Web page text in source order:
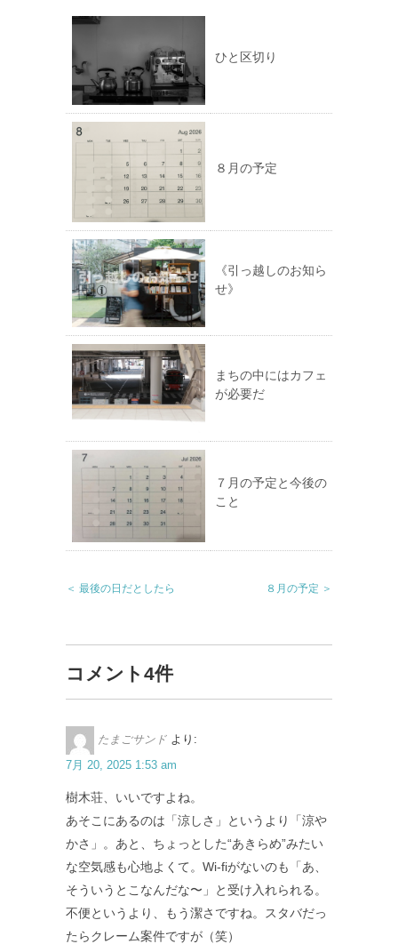
ひと区切り
８月の予定
《引っ越しのお知ら
せ》
まちの中にはカフェ
が必要だ
７月の予定と今後の
こと
＜ 最後の日だとしたら ８月の予定 ＞
コメント4件
たまごサンド より:
7月 20, 2025 1:53 am
樹木荘、いいですよね。
あそこにあるのは「涼しさ」というより「涼や
かさ」。あと、ちょっとした“あきらめ”みたい
な空気感も心地よくて。Wi-fiがないのも「あ、
そういうとこなんだな〜」と受け入れられる。
不便というより、もう潔さですね。スタバだっ
たらクレーム案件ですが（笑）